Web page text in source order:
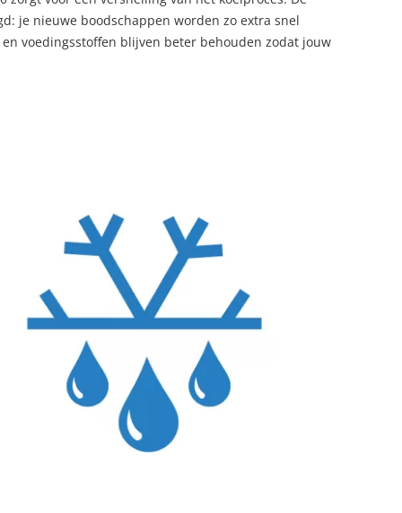
je nieuwe boodschappen worden zo extra snel
voedingsstoffen blijven beter behouden zodat jouw